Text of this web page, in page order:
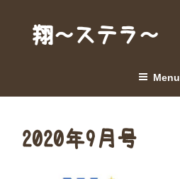
content翔～ステラ～
Menu
2020年9月号